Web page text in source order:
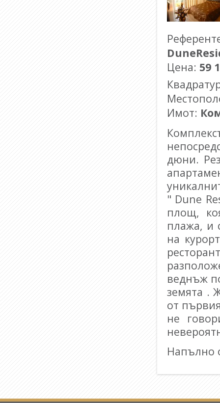
Цена: 59
Имот:
дюни.
" Dune
площ,
плажа, и
на
веднъж
земята .
от
не
Напълно